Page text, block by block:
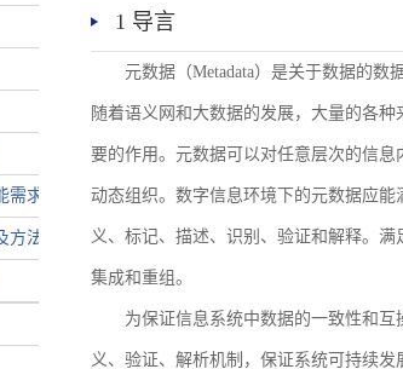
需求
方法
1 导言
元数据（Metadata）是关于数据的数
随着语义网和大数据的发展，大量的各
要的作用。元数据可以对任意层次的信
动态组织。数字信息环境下的元数据应
义、标记、描述、识别、验证和解释。
集成和重组。
为保证信息系统中数据的一致性和
义、验证、解析机制，保证系统可持续